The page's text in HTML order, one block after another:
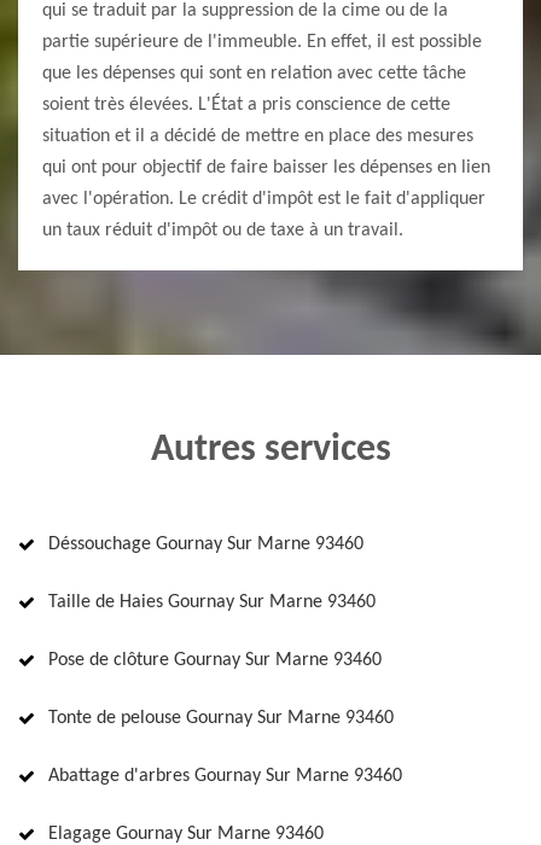
qui se traduit par la suppression de la cime ou de la
partie supérieure de l'immeuble. En effet, il est possible
que les dépenses qui sont en relation avec cette tâche
soient très élevées. L'État a pris conscience de cette
situation et il a décidé de mettre en place des mesures
qui ont pour objectif de faire baisser les dépenses en lien
avec l'opération. Le crédit d'impôt est le fait d'appliquer
un taux réduit d'impôt ou de taxe à un travail.
Autres services
Déssouchage Gournay Sur Marne 93460
Taille de Haies Gournay Sur Marne 93460
Pose de clôture Gournay Sur Marne 93460
Tonte de pelouse Gournay Sur Marne 93460
Abattage d'arbres Gournay Sur Marne 93460
Elagage Gournay Sur Marne 93460